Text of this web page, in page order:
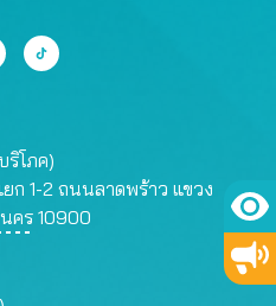
ริโภค)
ก 1-2 ถนนลาดพร้าว แขวง
คร 10900